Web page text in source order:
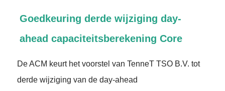
Goedkeuring derde wijziging day-
ahead capaciteitsberekening Core
De ACM keurt het voorstel van TenneT TSO B.V. tot
derde wijziging van de day-ahead